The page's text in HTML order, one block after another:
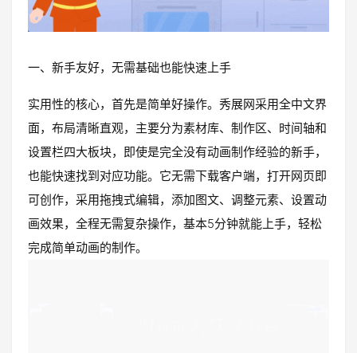
一、新手友好，无需基础也能快速上手
实用性的核心，首先是简单好操作。秀展网采用全中文界
面，布局清晰直观，主要分为素材库、制作区、时间轴和
设置栏四大板块，即使是完全没有动画制作经验的新手，
也能快速找到对应功能。它无需下载客户端，打开网页即
可创作，采用拖拽式编辑，添加图文、调整元素、设置动
画效果，全程无需复杂操作，基本5分钟就能上手，轻松
完成简单动画的制作。